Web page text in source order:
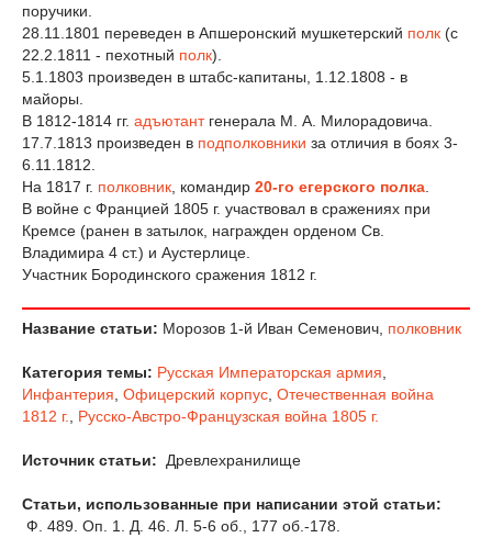
поручики.
28.11.1801 переведен в Апшеронский мушкетерский полк (с
22.2.1811 - пехотный полк).
5.1.1803 произведен в штабс-капитаны, 1.12.1808 - в
майоры.
В 1812-1814 гг. адъютантгенерала М. А. Милорадовича.
17.7.1813 произведен в подполковники за отличия в боях 3-
6.11.1812.
На 1817 г. полковник , командир 20-го егерского полка
В войне с Францией 1805 г. участвовал в сражениях при
Кремсе (ранен в затылок, награжден орденом Св.
Владимира 4 ст.) и Аустерлице.
Участник Бородинского сражения 1812 г.
Название статьи: Морозов 1-й Иван Семенович, полковник
Категория темы: Русская Императорская армия
Инфантерия Офицерский корпус Отечественная война
1812 г.
Русско-Австро-Французская война 1805 г.
Источник статьи: Древлехранилище
Статьи, использованные при написании этой статьи:
Ф. 489. Оп. 1. Д. 46. Л. 5-6 об., 177 об.-178.